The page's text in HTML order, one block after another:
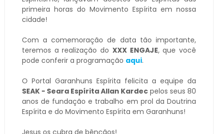
primeira horas do Movimento Espírita em nossa
cidade!
Com a comemoração de data tão importante,
teremos a realização do XXX ENGAJE, que você
pode conferir a programação aqui.
O Portal Garanhuns Espírita felicita a equipe da
SEAK - Seara Espírita Allan Kardec pelos seus 80
anos de fundação e trabalho em prol da Doutrina
Espírita e do Movimento Espírita em Garanhuns!